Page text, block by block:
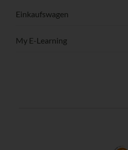
Einkaufswagen
My E-Learning